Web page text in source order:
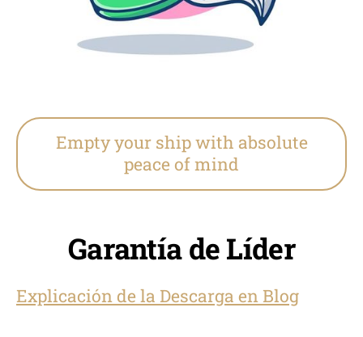
Empty your ship with absolute
peace of mind
Garantía de Líder
Explicación de la Descarga en Blog